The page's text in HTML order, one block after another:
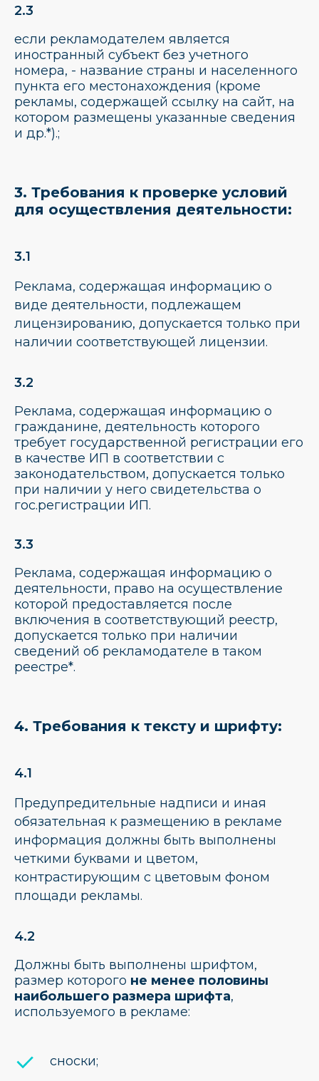
2.3
если рекламодателем является
иностранный субъект без учетного
номера, - название страны и населенного
пункта его местонахождения (кроме
рекламы, содержащей ссылку на сайт, на
котором размещены указанные сведения
и др.*).;
3. Требования к проверке условий
для осуществления деятельности:
3.1
Реклама, содержащая информацию о
виде деятельности, подлежащем
лицензированию, допускается только при
наличии соответствующей лицензии.
3.2
Реклама, содержащая информацию о
гражданине, деятельность которого
требует государственной регистрации его
в качестве ИП в соответствии с
законодательством, допускается только
при наличии у него свидетельства о
гос.регистрации ИП.
3.3
Реклама, содержащая информацию о
деятельности, право на осуществление
которой предоставляется после
включения в соответствующий реестр,
допускается только при наличии
сведений об рекламодателе в таком
реестре*.
4. Требования к тексту и шрифту:
4.1
Предупредительные надписи и иная
обязательная к размещению в рекламе
информация должны быть выполнены
четкими буквами и цветом,
контрастирующим с цветовым фоном
площади рекламы.
4.2
Должны быть выполнены шрифтом,
размер которого не менее половины
наибольшего размера шрифта,
используемого в рекламе:
cноски;